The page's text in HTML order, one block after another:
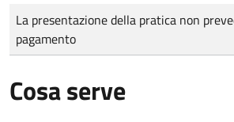
Tipo di pagamento
Importo
La presentazione della pratica non
pagamento
Cosa serve